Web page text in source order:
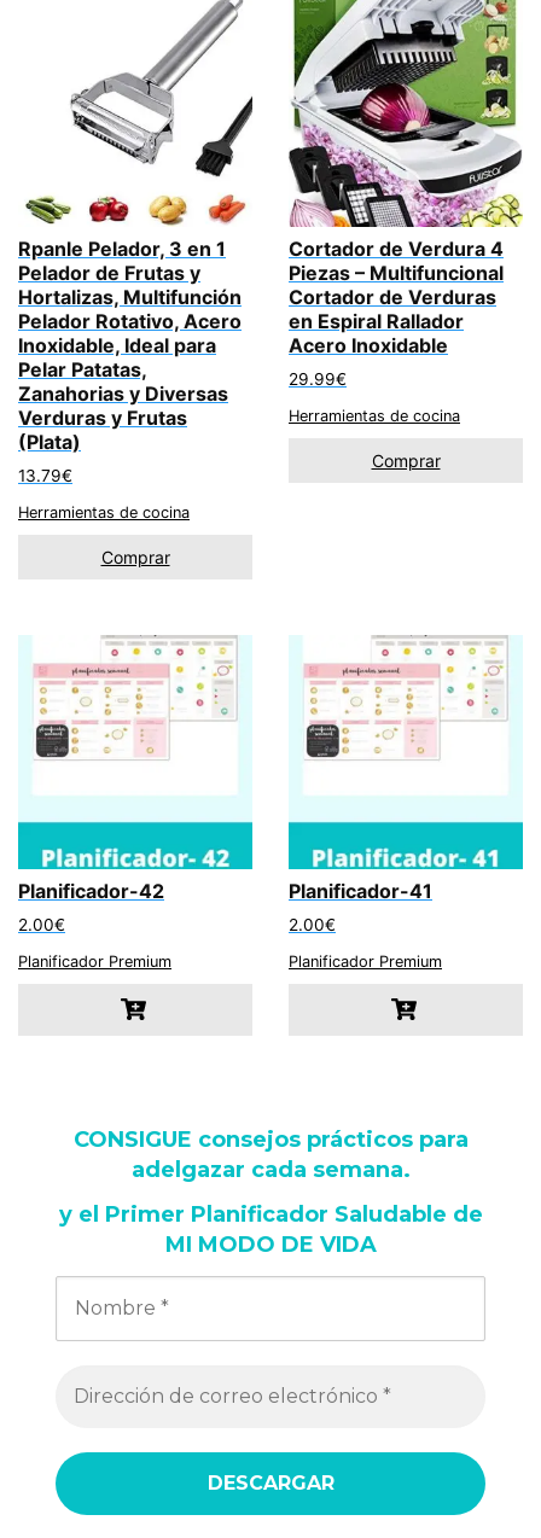
Rpanle Pelador, 3 en 1
Pelador de Frutas y
Hortalizas, Multifunción
Pelador Rotativo, Acero
Inoxidable, Ideal para
Pelar Patatas,
Zanahorias y Diversas
Verduras y Frutas
(Plata)
13.79€
Herramientas de cocina
Comprar
Cortador de Verdura 4
Piezas – Multifuncional
Cortador de Verduras
en Espiral Rallador
Acero Inoxidable
29.99€
Herramientas de cocina
Comprar
Planificador-42
2.00€
Planificador Premium
Planificador-41
2.00€
Planificador Premium
CONSIGUE consejos prácticos para
adelgazar cada semana.
y el Primer Planificador Saludable de
MI MODO DE VIDA